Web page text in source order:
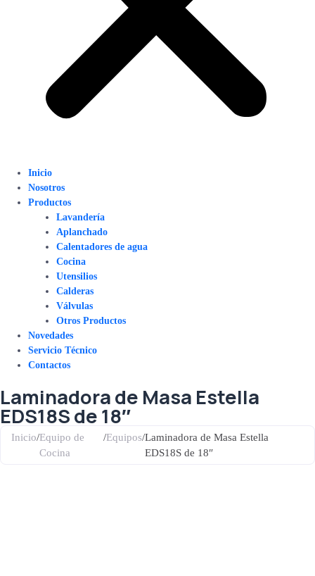
Inicio
Nosotros
Productos
Lavandería
Aplanchado
Calentadores de agua
Cocina
Utensilios
Calderas
Válvulas
Otros Productos
Novedades
Servicio Técnico
Contactos
Laminadora de Masa Estella
EDS18S de 18″
Inicio/Equipo de
Cocina
/Equipos/Laminadora de Masa Estella
EDS18S de 18″